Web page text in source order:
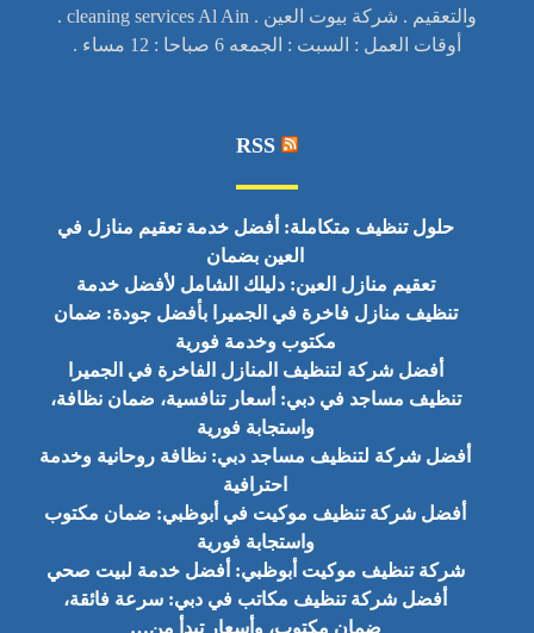
والتعقيم . شركة بيوت العين . cleaning services Al Ain .
أوقات العمل : السبت : الجمعه 6 صباحا : 12 مساء .
RSS
حلول تنظيف متكاملة: أفضل خدمة تعقيم منازل في
العين بضمان
تعقيم منازل العين: دليلك الشامل لأفضل خدمة
تنظيف منازل فاخرة في الجميرا بأفضل جودة: ضمان
مكتوب وخدمة فورية
أفضل شركة لتنظيف المنازل الفاخرة في الجميرا
تنظيف مساجد في دبي: أسعار تنافسية، ضمان نظافة،
واستجابة فورية
أفضل شركة لتنظيف مساجد دبي: نظافة روحانية وخدمة
احترافية
أفضل شركة تنظيف موكيت في أبوظبي: ضمان مكتوب
واستجابة فورية
شركة تنظيف موكيت أبوظبي: أفضل خدمة لبيت صحي
أفضل شركة تنظيف مكاتب في دبي: سرعة فائقة،
ضمان مكتوب، وأسعار تبدأ من…